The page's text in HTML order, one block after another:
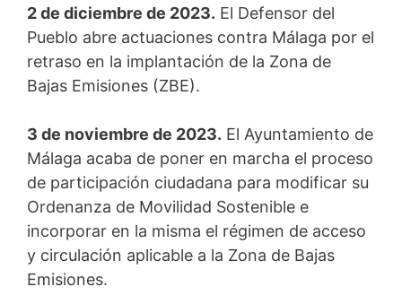
2 de diciembre de 2023. El Defensor del
Pueblo abre actuaciones contra Málaga por el
retraso en la implantación de la Zona de
Bajas Emisiones (ZBE).
3 de noviembre de 2023. El Ayuntamiento de
Málaga acaba de poner en marcha el proceso
de participación ciudadana para modificar su
Ordenanza de Movilidad Sostenible e
incorporar en la misma el régimen de acceso
y circulación aplicable a la Zona de Bajas
Emisiones.